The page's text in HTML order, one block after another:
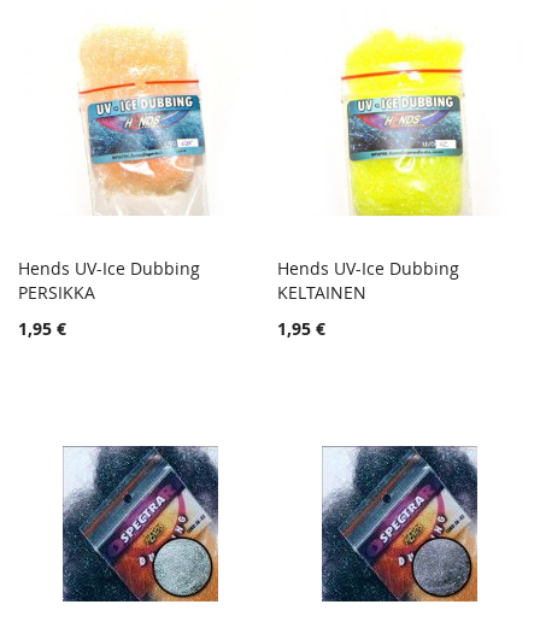
Lisää ostoskoriin
TOIVELISTA
VERTAILUUN
Hends UV-Ice Dubbing
PERSIKKA
1,95 €
Lisää ostoskoriin
Hends UV-Ice Dubbing
KELTAINEN
1,95 €